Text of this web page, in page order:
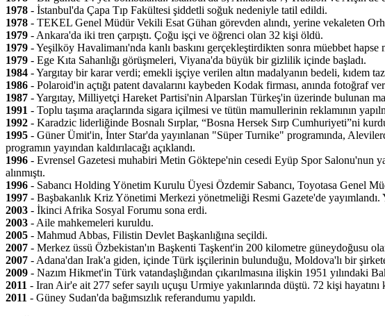
1978 - İstanbul'da Çapa Tıp Fakültesi şiddetli soğuk nedeniyle tatil edildi.
1978 - TEKEL Genel Müdür Vekili Esat Gühan görevden alındı, yerine vekaleten
1979 - Ankara'da iki tren çarpıştı. Çoğu işçi ve öğrenci olan 32 kişi öldü.
1979 - Yeşilköy Havalimanı'nda kanlı baskını gerçekleştirdikten sonra müebbet
1979 - Ege Kıta Sahanlığı görüşmeleri, Viyana'da büyük bir gizlilik içinde başladı.
1984 - Yargıtay bir karar verdi; emekli işçiye verilen altın madalyanın bedeli, kıdem
1986 - Polaroid'in açtığı patent davalarını kaybeden Kodak firması, anında fotoğraf
1987 - Yargıtay, Milliyetçi Hareket Partisi'nin Alparslan Türkeş'in üzerinde bulunan
1991 - Toplu taşıma araçlarında sigara içilmesi ve tütün mamullerinin reklamının
1992 - Karadzic liderliğinde Bosnalı Sırplar, “Bosna Hersek Sırp Cumhuriyeti”ni
1995 - Güner Ümit'in, İnter Star'da yayınlanan "Süper Turnike" programında,
programın yayından kaldırılacağı açıklandı.
1996 - Evrensel Gazetesi muhabiri Metin Göktepe'nin cesedi Eyüp Spor Salonu'nun
alınmıştı.
1996 - Sabancı Holding Yönetim Kurulu Üyesi Özdemir Sabancı, Toyotasa Genel
1997 - Başbakanlık Kriz Yönetimi Merkezi yönetmeliği Resmi Gazete'de
2003 - İkinci Afrika Sosyal Forumu sona erdi.
2003 - Aile mahkemeleri kuruldu.
2005 - Mahmud Abbas, Filistin Devlet Başkanlığına seçildi.
2007 - Merkez üssü Özbekistan'ın Başkenti Taşkent'in 200 kilometre güneydoğusu
2007 - Adana'dan Irak'a giden, içinde Türk işçilerinin bulunduğu, Moldova'lı bir
2009 - Nazım Hikmet'in Türk vatandaşlığından çıkarılmasına ilişkin 1951 yılındaki
2011 - Iran Air'e ait 277 sefer sayılı uçuşu Urmiye yakınlarında düştü. 72 kişi hayatını
2011 - Güney Sudan'da bağımsızlık referandumu yapıldı.